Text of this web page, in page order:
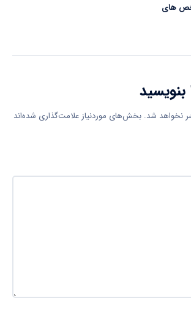
های
بنویسید
نخواهد شد. بخش‌های موردنیاز علامت‌گذاری شده‌اند